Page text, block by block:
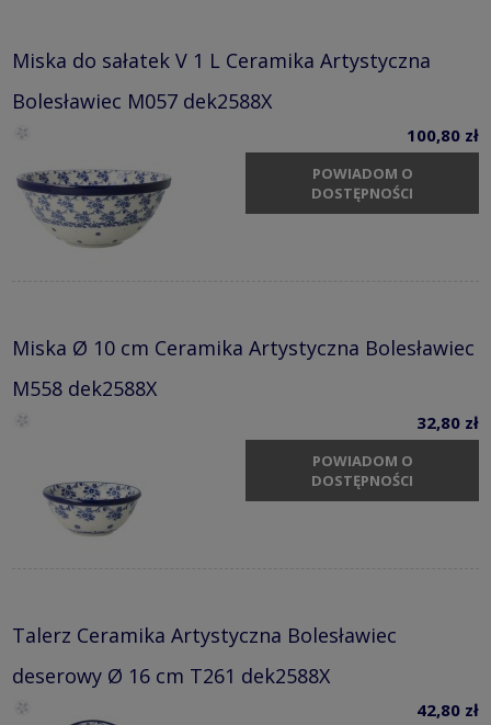
Miska do sałatek V 1 L Ceramika Artystyczna
Bolesławiec M057 dek2588X
100,80 zł
POWIADOM O
DOSTĘPNOŚCI
Miska Ø 10 cm Ceramika Artystyczna Bolesławiec
M558 dek2588X
32,80 zł
POWIADOM O
DOSTĘPNOŚCI
Talerz Ceramika Artystyczna Bolesławiec
deserowy Ø 16 cm T261 dek2588X
42,80 zł